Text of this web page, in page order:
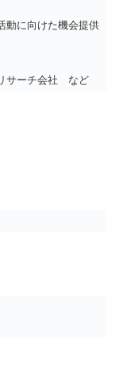
動に向けた機会提供
サーチ会社 など